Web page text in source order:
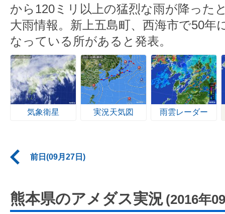
から120ミリ以上の猛烈な雨が降った
大雨情報。新上五島町、西海市で50年
なっている所があると発表。
気象衛星 実況天気図 雨雲レーダー
前日(09月27日)
熊本県のアメダス実況 (2016年